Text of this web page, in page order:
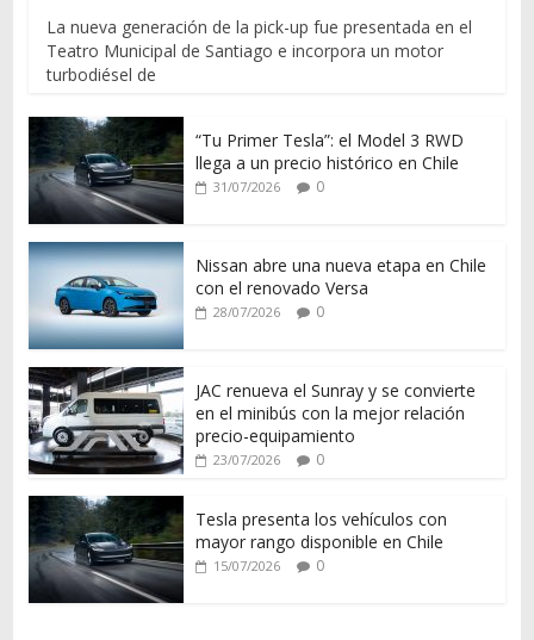
La nueva generación de la pick-up fue presentada en el
Teatro Municipal de Santiago e incorpora un motor
turbodiésel de
“Tu Primer Tesla”: el Model 3 RWD
llega a un precio histórico en Chile
31/07/2026 0
Nissan abre una nueva etapa en Chile
con el renovado Versa
28/07/2026 0
JAC renueva el Sunray y se convierte
en el minibús con la mejor relación
precio-equipamiento
23/07/2026 0
Tesla presenta los vehículos con
mayor rango disponible en Chile
15/07/2026 0